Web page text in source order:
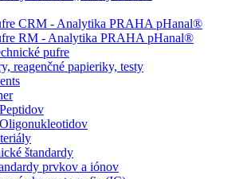
CRM - Analytika PRAHA pHanal®
RM - Analytika PRAHA pHanal®
pufre
reagenčné papieriky, testy
štandardy
prvkov a iónov